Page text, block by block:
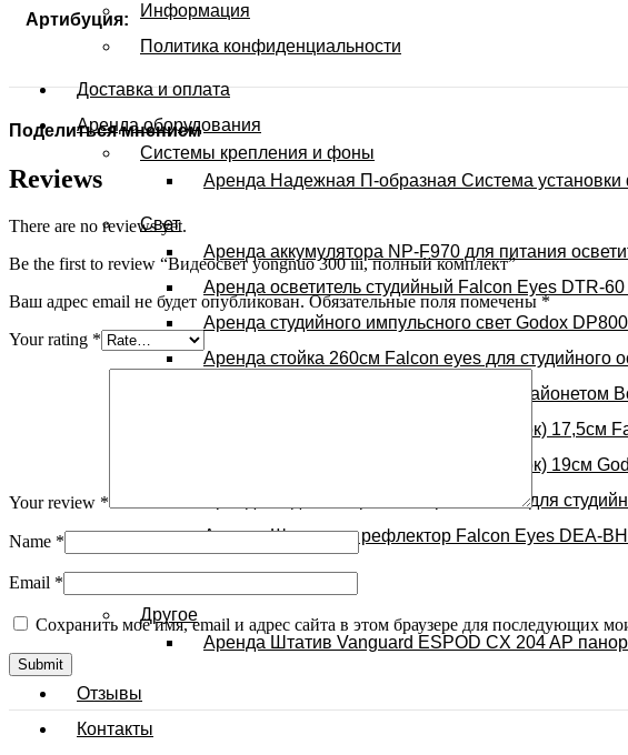
Информация
Политика конфиденциальности
Доставка и оплата
Аренда оборудования
Системы крепления и фоны
Аренда Надежная П-образная Система установки
Свет
Аренда аккумулятора NP-F970 для питания
Аренда осветитель студийный Falcon Eyes DTR-
Аренда студийного импульсного свет Godox DP800
Аренда стойка 260см Falcon eyes для студийного
Аренда Октобокса 90см Falcon eyes с байонетом
Аренда Рефлектора отражателя (горшок) 17,5см
Аренда Рефлектора отражателя (горшок) 19см
Аренда Радиосинхронизатор комплект для
Аренда Шторки на рефлектор Falcon Eyes DEA-
Звук
Другое
Аренда Штатив Vanguard ESPOD CX 204 AP
Отзывы
Контакты
Артибуция:
Поделиться мнением
Reviews
There are no reviews yet.
Be the first to review “Видеосвет yongnuo 300 iii, полный комплект”
Ваш адрес email не будет опубликован. Обязательные поля помечены*
Your rating *
Your review *
Name *
Email *
Сохранить моё имя, email и адрес сайта в этом браузере для последующих